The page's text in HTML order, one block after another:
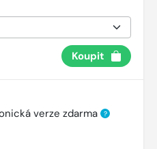
Koupit
verze zdarma ?